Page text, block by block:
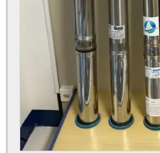
Dispensa de outorga de água
Dispensa de outorga de poço
Dispensa de outorga poço artesiano
Empresa de limpeza de poço artesiano
Empresa de perfuração de poços
Empresa de perfuração de poços artesianos
Empresa de poço artesiano